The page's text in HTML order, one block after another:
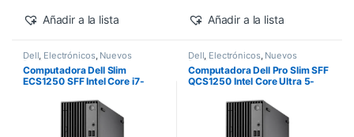
Añadir a la lista Añadir a la lista
Dell Electrónicos, Nuevos
Productos
Computadora Dell Slim
ECS1250 SFF Intel Core i7-
Windows 11 Pro
Dell Electrónicos, Nuevos
Productos
Computadora Dell Pro Slim SFF
QCS1250 Intel Core Ultra 5-
Windows 11 Pro